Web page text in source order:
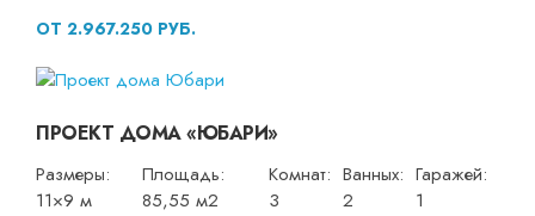
ОТ 2.967.250 РУБ.
ПРОЕКТ ДОМА «ЮБАРИ»
Размеры:
11×9 м
Площадь:
85,55 м2
Комнат:
3
Ванных:
2
Гаражей:
1